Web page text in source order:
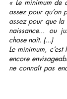
« Le minimum de
assez pour qu’on
assez pour que la
naissance... ou
chose naît. (...)
Le minimum,
encore
ne connaît pas